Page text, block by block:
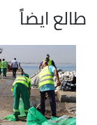
طالع ايضاً